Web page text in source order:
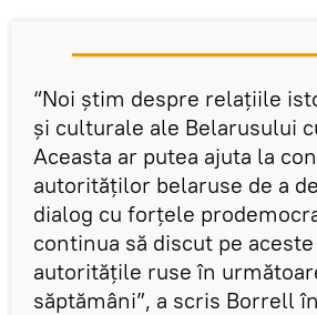
“Noi știm despre relațiile
și culturale ale Belarusului
Aceasta ar putea ajuta la
autorităților belaruse de a
dialog cu forțele
continua să discut pe
autoritățile ruse în
săptămâni”, a scris Borrell